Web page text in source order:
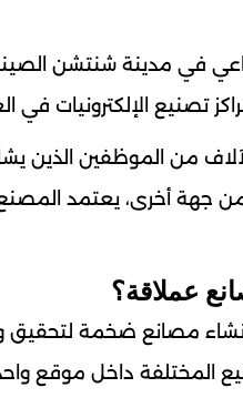
في مدينة شنتشن
تصنيع الإلكترونيات في
من الموظفين الذين
جهة أخرى، يعتمد
عملاقة؟
مصانع ضخمة
المختلفة داخل موقع واحد